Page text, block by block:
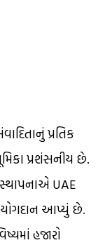
પ્રતિક
પ્રશંસનીય છે.
UAE
યોગદાન આપ્યું છે.
હજારો